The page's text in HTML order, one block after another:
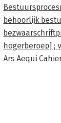
behoorlijk
hogerberoep] ;
Ars Aequi